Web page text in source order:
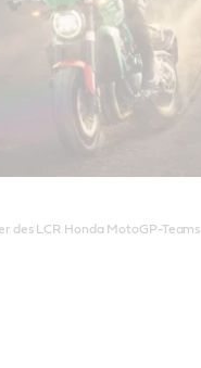
des LCR Honda MotoGP-Teams